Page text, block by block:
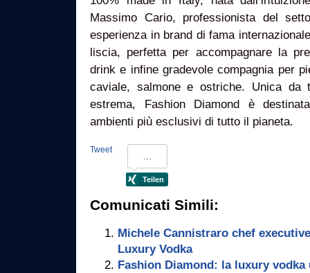
Massimo Cario, professionista del
esperienza in brand di fama
liscia, perfetta per accompagnare la
drink e infine gradevole compagnia per
caviale, salmone e ostriche. Unica
estrema, Fashion Diamond è
ambienti più esclusivi di tutto il pianeta.
Tweet
Comunicati Simili:
Michele Cannistraro chef
Luxury Vodka
Fashion Diamond: la luxury vodka